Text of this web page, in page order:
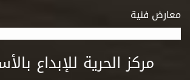
معارض فنية
مركز الحرية للإبداع